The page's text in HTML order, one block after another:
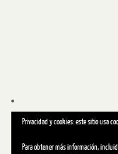
Privacidad y cookies: este sitio usa
Para obtener más información,